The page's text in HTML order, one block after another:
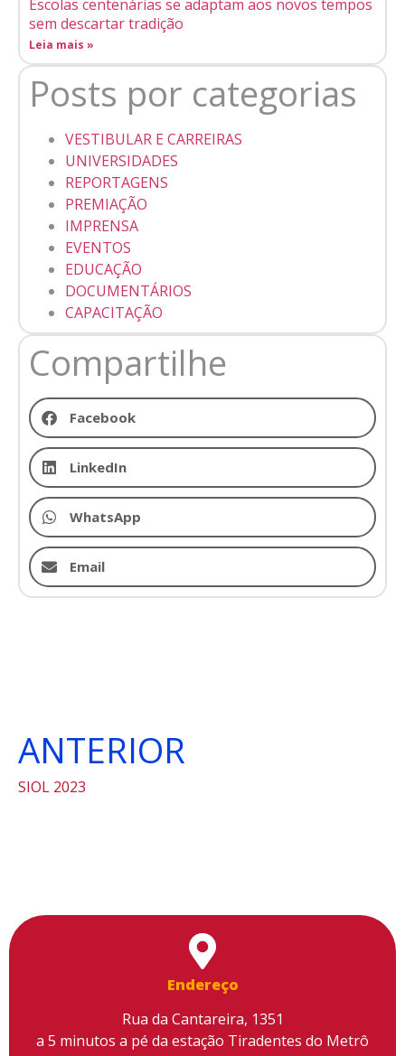
Escolas centenárias se adaptam aos novos tempos
sem descartar tradição
Leia mais »
Posts por categorias
VESTIBULAR E CARREIRAS
UNIVERSIDADES
REPORTAGENS
PREMIAÇÃO
IMPRENSA
EVENTOS
EDUCAÇÃO
DOCUMENTÁRIOS
CAPACITAÇÃO
Compartilhe
Facebook
LinkedIn
WhatsApp
Email
ANTERIOR
SIOL 2023
Endereço
Rua da Cantareira, 1351
a 5 minutos a pé da estação Tiradentes do Metrô